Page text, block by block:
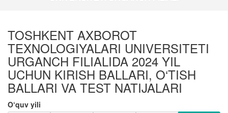
TOSHKENT AXBOROT
TEXNOLOGIYALARI UNIVERSITETI
URGANCH FILIALIDA 2024 YIL
UCHUN KIRISH BALLARI, O‘TISH
BALLARI VA TEST NATIJALARI
O‘quv yili